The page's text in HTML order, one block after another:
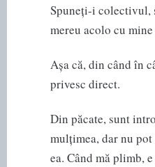
Spuneți-i colectivul,
mereu acolo cu
Așa că, din când în
privesc direct.
Din păcate, sunt
mulțimea, dar nu
ea. Când mă plimb,